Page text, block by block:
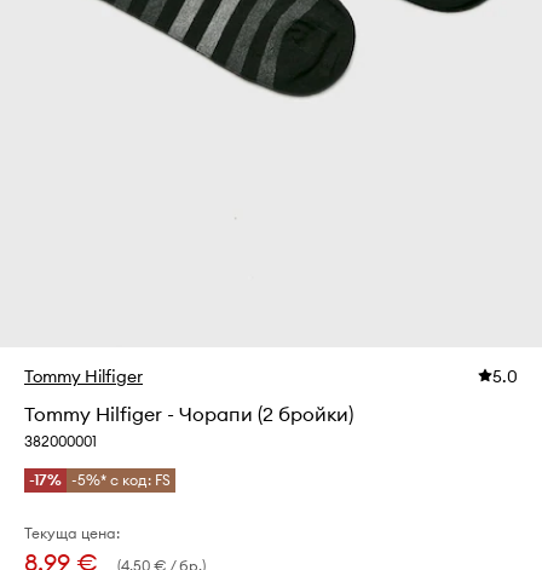
Tommy Hilfiger 5.0
Tommy Hilfiger - Чорапи (2 бройки)
382000001
-17% -5%* с код: FS
Текуща цена:
8,99 €
(4,50 € / бр.)